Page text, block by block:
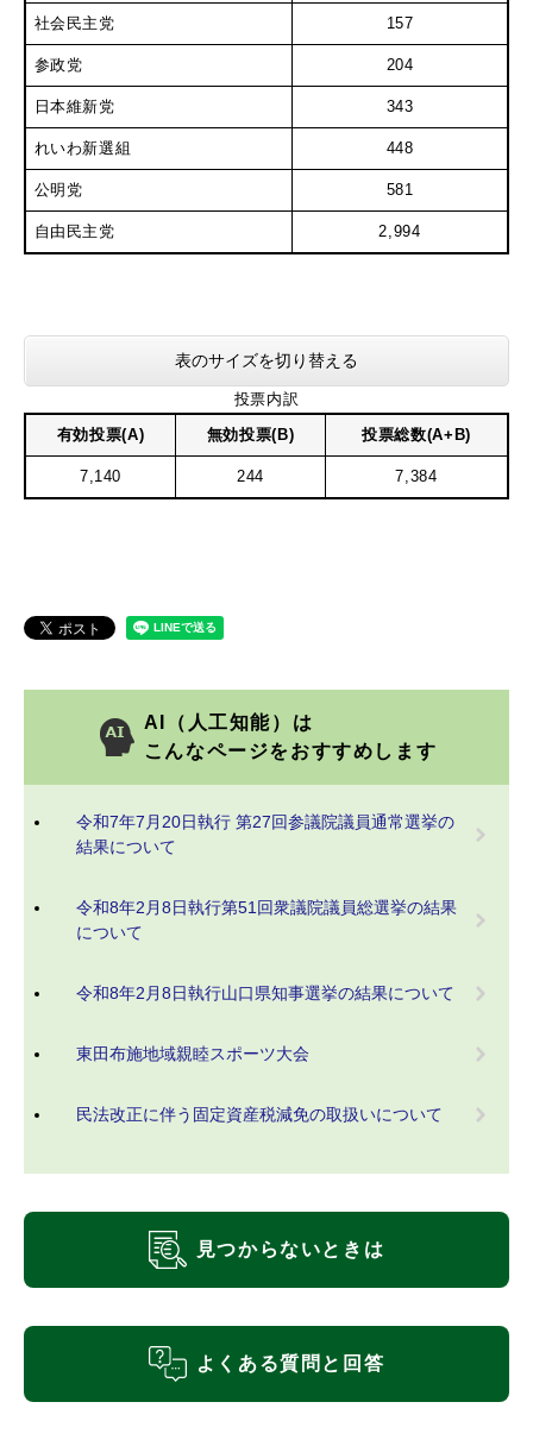
社会民主党 157
参政党 204
日本維新党 343
れいわ新選組 448
公明党 581
自由民主党 2,994
表のサイズを切り替える
投票内訳
有効投票(A)
無効投票(B) 投票総数(A+B)
7,140 244 7,384
AI（人工知能）は
こんなページをおすすめします
令和7年7月20日執行 第27回参議院議員通常選挙の
結果について
令和8年2月8日執行第51回衆議院議員総選挙の結果
について
令和8年2月8日執行山口県知事選挙の結果について
東田布施地域親睦スポーツ大会
民法改正に伴う固定資産税減免の取扱いについて
見つからないときは
よくある質問と回答